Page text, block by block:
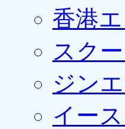
香港
スクー
ジン
イー